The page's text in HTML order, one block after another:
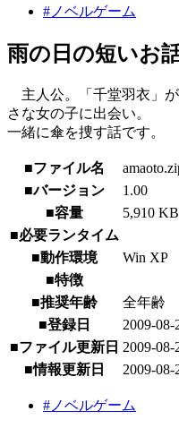
#ノベルゲーム
雨の日の短いお
主人公。「千堂羽衣」
さな女の子に出会い。
一緒に傘を捜す話です。
■ファイル名
■バージョン
1.00
■容量
5,910
■必要ランタイム
■動作環境
Win XP
■特徴
■推奨年齢
全年齢
■登録日
2009-08-
■ファイル更新日 2009-08-
■情報更新日
2009-08-
#ノベルゲーム